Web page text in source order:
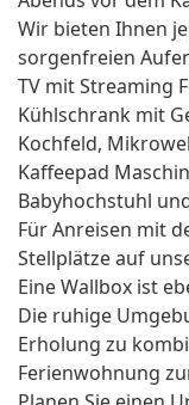
Wir bieten Ihnen
sorgenfreien
TV mit Streaming
Kühlschrank mit
Kochfeld,
Kaffeepad
Babyhochstuhl
Für Anreisen mit
Stellplätze auf
Eine Wallbox ist
Die ruhige
Erholung zu
Ferienwohnung